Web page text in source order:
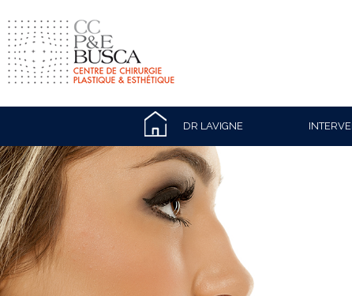
DR LAVIGNE